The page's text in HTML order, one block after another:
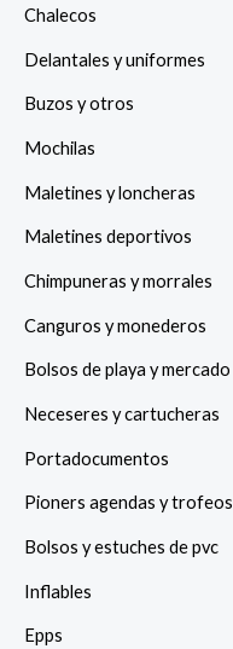
Chalecos
Delantales y uniformes
Buzos y otros
Mochilas
Maletines y loncheras
Maletines deportivos
Chimpuneras y morrales
Canguros y monederos
Bolsos de playa y mercado
Neceseres y cartucheras
Portadocumentos
Pioners agendas y trofeos
Bolsos y estuches de pvc
Inflables
Epps